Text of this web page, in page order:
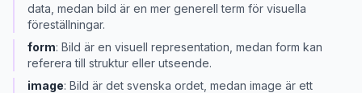
data, medan bild är en mer generell term för visuella
föreställningar.
form: Bild är en visuell representation, medan form kan
referera till struktur eller utseende.
image: Bild är det svenska ordet, medan image är ett